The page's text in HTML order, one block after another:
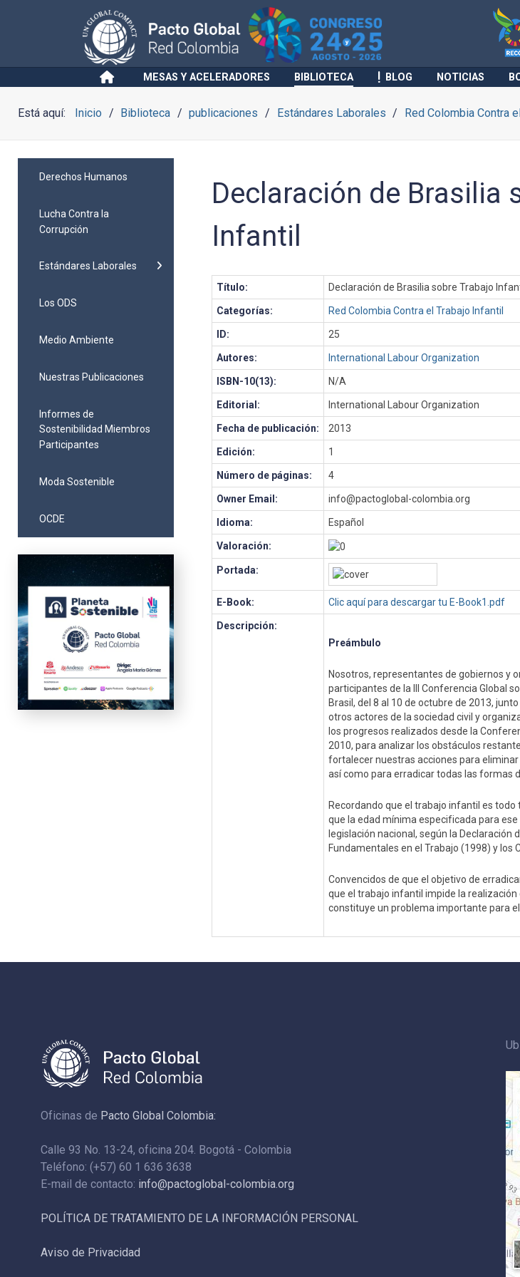
MESAS Y ACELERADORES BIBLIOTECA BLOG NOTICIAS
Está aquí: Inicio Biblioteca publicaciones Estándares Laborales Red Colombia Contra
Derechos Humanos
Lucha Contra la
Corrupción
Estándares Laborales
Los ODS
Medio Ambiente
Nuestras Publicaciones
Informes de
Sostenibilidad Miembros
Participantes
Moda Sostenible
OCDE
Declaración de Brasilia
Infantil
Título: Declaración de Brasilia sobre Trabajo
Categorías: Red Colombia Contra el Trabajo Infantil
ID: 25
Autores: International Labour Organization
ISBN-10(13): N/A
Editorial: International Labour Organization
Fecha de publicación: 2013
Edición: 1
Número de páginas: 4
Owner Email: info@pactoglobal-colombia.org
Idioma: Español
Valoración:
Portada:
E-Book: Clic aquí para descargar tu E-Book1.pdf
Descripción:
Preámbulo
Nosotros, representantes de gobiernos y
participantes de la III Conferencia Global
Brasil, del 8 al 10 de octubre de 2013,
otros actores de la sociedad civil y
los progresos realizados desde la
2010, para analizar los obstáculos
fortalecer nuestras acciones para
así como para erradicar todas las formas
Recordando que el trabajo infantil es
que la edad mínima especificada para
legislación nacional, según la Declaración
Fundamentales en el Trabajo (1998) y los
Convencidos de que el objetivo de
que el trabajo infantil impide la
constituye un problema importante para el
Oficinas de Pacto Global Colombia:
Calle 93 No. 13-24, oficina 204. Bogotá - Colombia
Teléfono: (+57) 60 1 636 3638
E-mail de contacto: info@pactoglobal-colombia.org
POLÍTICA DE TRATAMIENTO DE LA INFORMACIÓN PERSONAL
Aviso de Privacidad